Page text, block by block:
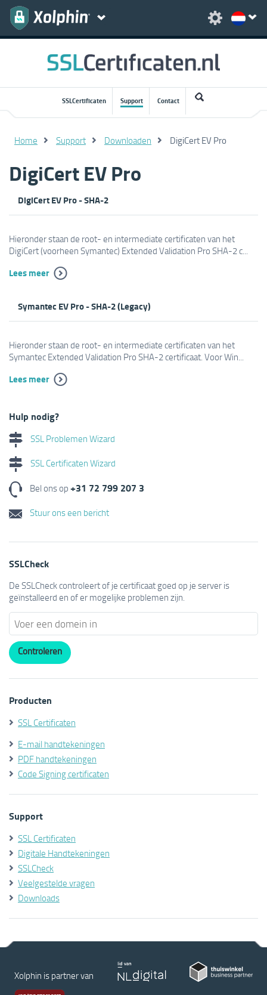
SSLCertificaten Support Contact
Home Support Downloaden DigiCert EV Pro
DigiCert EV Pro
DigiCert EV Pro - SHA-2
Hieronder staan de root- en intermediate certificaten van het
DigiCert (voorheen Symantec) Extended Validation Pro SHA-2 c...
Lees meer
Symantec EV Pro - SHA-2 (Legacy)
Hieronder staan de root- en intermediate certificaten van het
Symantec Extended Validation Pro SHA-2 certificaat. Voor Win...
Lees meer
Hulp nodig?
SSL Problemen Wizard
SSL Certificaten Wizard
Bel ons op +31 72 799 207 3
Stuur ons een bericht
SSLCheck
De SSLCheck controleert of je certificaat goed op je server is
geïnstalleerd en of er mogelijke problemen zijn.
Producten
SSL Certificaten
E-mail handtekeningen
PDF handtekeningen
Code Signing certificaten
Support
SSL Certificaten
Digitale Handtekeningen
SSLCheck
Veelgestelde vragen
Downloads
Xolphin is partner van